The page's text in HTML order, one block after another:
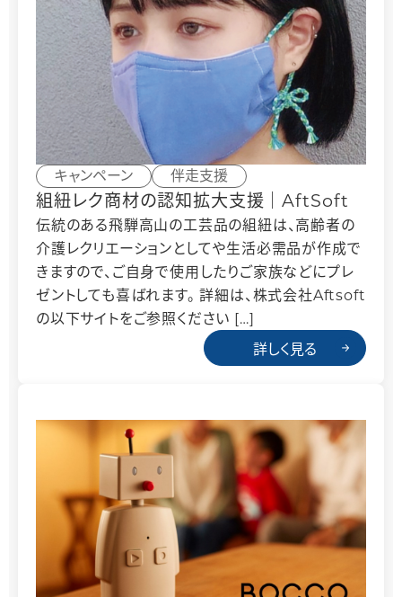
キャンペーン 伴走支援
組紐レク商材の認知拡大支援｜AftSoft
伝統のある飛騨高山の工芸品の組紐は、高齢者の
介護レクリエーションとしてや生活必需品が作成で
きますので、ご自身で使用したりご家族などにプレ
ゼントしても喜ばれます。 詳細は、株式会社Aftsoft
の以下サイトをご参照ください […]
詳しく見る